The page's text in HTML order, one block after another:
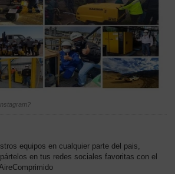
equipos en cualquier parte del pais,
en tus redes sociales favoritas con el